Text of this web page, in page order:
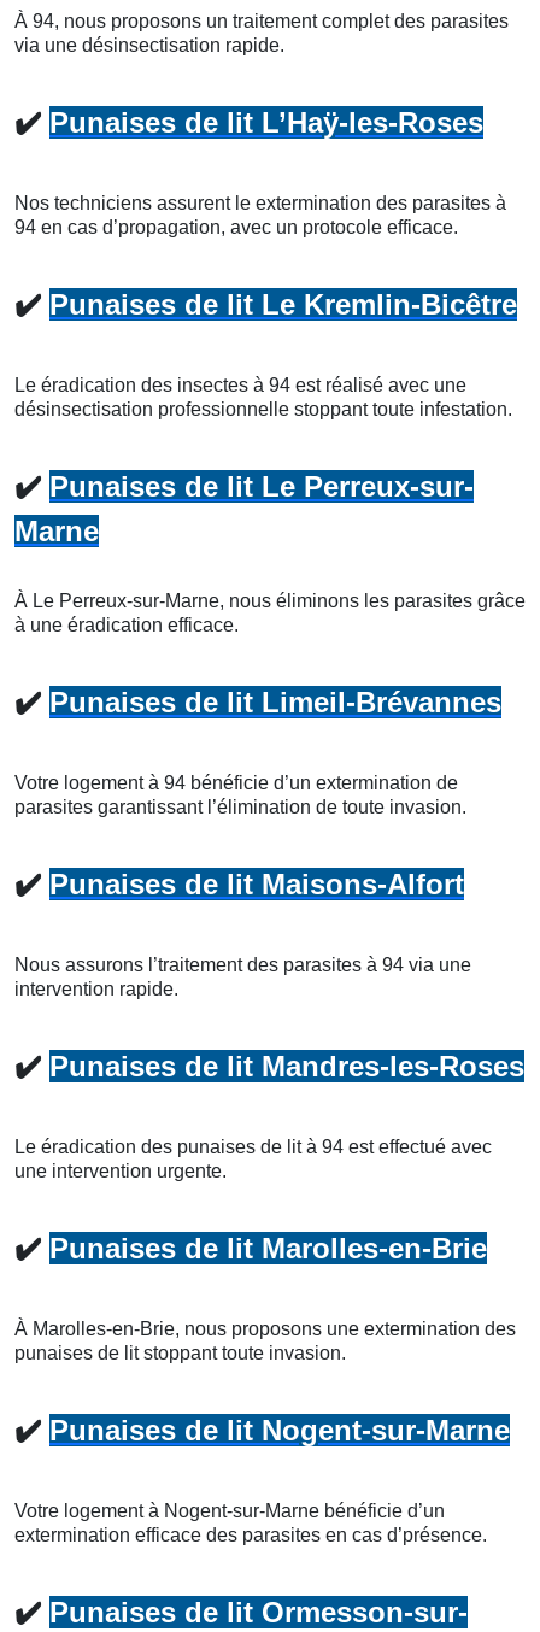
À 94, nous proposons un traitement complet des parasites
via une désinsectisation rapide.
✔️ Punaises de lit L’Haÿ-les-Roses
Nos techniciens assurent le extermination des parasites à
94 en cas d’propagation, avec un protocole efficace.
✔️ Punaises de lit Le Kremlin-Bicêtre
Le éradication des insectes à 94 est réalisé avec une
désinsectisation professionnelle stoppant toute infestation.
✔️ Punaises de lit Le Perreux-sur-
Marne
À Le Perreux-sur-Marne, nous éliminons les parasites grâce
à une éradication efficace.
✔️ Punaises de lit Limeil-Brévannes
Votre logement à 94 bénéficie d’un extermination de
parasites garantissant l’élimination de toute invasion.
✔️ Punaises de lit Maisons-Alfort
Nous assurons l’traitement des parasites à 94 via une
intervention rapide.
✔️ Punaises de lit Mandres-les-Roses
Le éradication des punaises de lit à 94 est effectué avec
une intervention urgente.
✔️ Punaises de lit Marolles-en-Brie
À Marolles-en-Brie, nous proposons une extermination des
punaises de lit stoppant toute invasion.
✔️ Punaises de lit Nogent-sur-Marne
Votre logement à Nogent-sur-Marne bénéficie d’un
extermination efficace des parasites en cas d’présence.
✔️ Punaises de lit Ormesson-sur-